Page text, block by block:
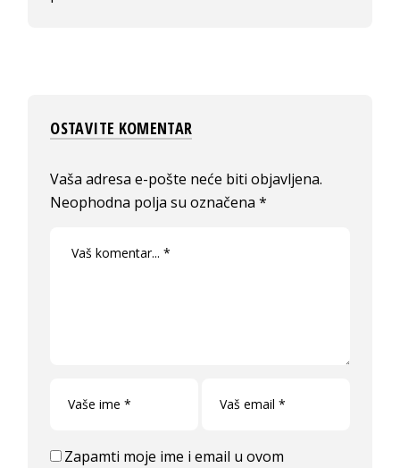
OSTAVITE KOMENTAR
Vaša adresa e-pošte neće biti objavljena.
Neophodna polja su označena*
Zapamti moje ime i email u ovom